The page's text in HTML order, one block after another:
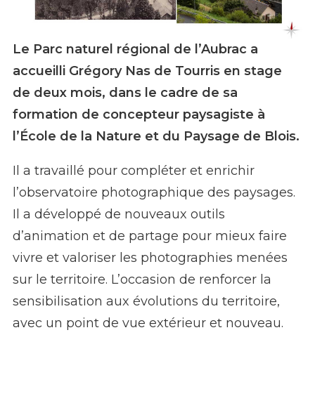
Le Parc naturel régional de l’Aubrac a
accueilli Grégory Nas de Tourris en stage
de deux mois, dans le cadre de sa
formation de concepteur paysagiste à
l’École de la Nature et du Paysage de Blois.
Il a travaillé pour compléter et enrichir
l’observatoire photographique des paysages.
Il a développé de nouveaux outils
d’animation et de partage pour mieux faire
vivre et valoriser les photographies menées
sur le territoire. L’occasion de renforcer la
sensibilisation aux évolutions du territoire,
avec un point de vue extérieur et nouveau.